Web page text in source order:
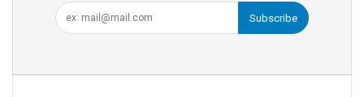
Subscribe